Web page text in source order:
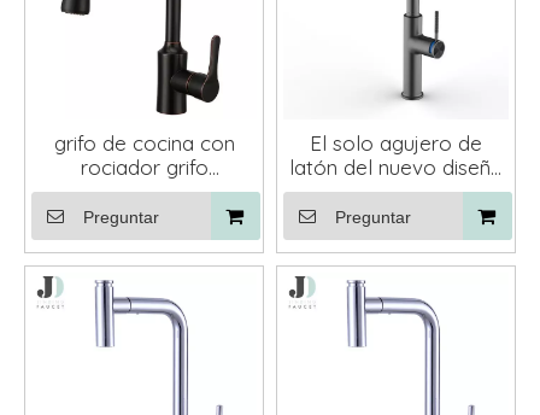
grifo de cocina con
rociador grifo
mezclador para
fregadero de cocina
grifo de cocina de latón
grifos extraíbles
Preguntar
El solo agujero de
latón del nuevo diseño
saca el grifo del grifo
del fregadero de
cocina con el rociador
de 3 funciones
Preguntar